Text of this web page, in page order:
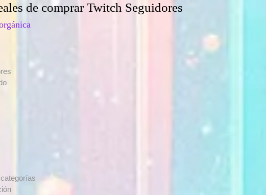
de comprar Twitch Seguidores